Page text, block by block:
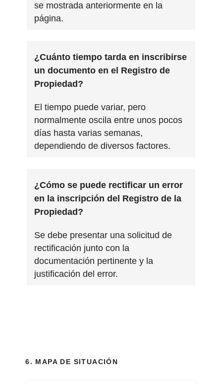
se mostrada anteriormente en la
página.
¿Cuánto tiempo tarda en inscribirse
un documento en el Registro de
Propiedad?
El tiempo puede variar, pero
normalmente oscila entre unos pocos
días hasta varias semanas,
dependiendo de diversos factores.
¿Cómo se puede rectificar un error
en la inscripción del Registro de la
Propiedad?
Se debe presentar una solicitud de
rectificación junto con la
documentación pertinente y la
justificación del error.
6. MAPA DE SITUACIÓN